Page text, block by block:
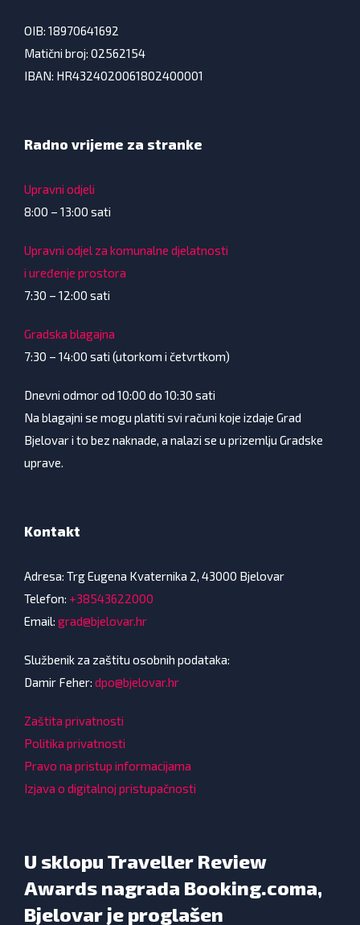
OIB: 18970641692
Matični broj: 02562154
IBAN: HR4324020061802400001
Radno vrijeme za stranke
Upravni odjeli
8:00 – 13:00 sati
Upravni odjel za komunalne djelatnosti
i uređenje prostora
7:30 – 12:00 sati
Gradska blagajna
7:30 – 14:00 sati (utorkom i četvrtkom)
Dnevni odmor od 10:00 do 10:30 sati
Na blagajni se mogu platiti svi računi koje izdaje Grad
Bjelovar i to bez naknade, a nalazi se u prizemlju Gradske
uprave.
Kontakt
Adresa: Trg Eugena Kvaternika 2, 43000 Bjelovar
Telefon: +38543622000
Email: grad@bjelovar.hr
Službenik za zaštitu osobnih podataka:
Damir Feher: dpo@bjelovar.hr
Zaštita privatnosti
Politika privatnosti
Pravo na pristup informacijama
Izjava o digitalnoj pristupačnosti
U sklopu Traveller Review
Awards nagrada Booking.coma,
Bjelovar je proglašen